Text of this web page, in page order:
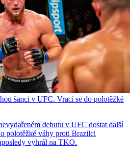
šanci v UFC. Vrací se do polotěžké
debutu v UFC dostat další
polotěžké váhy proti Brazilci
vyhrál na TKO.